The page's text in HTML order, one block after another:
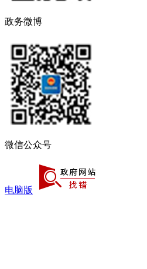
政务微博
微信公众号
电脑版